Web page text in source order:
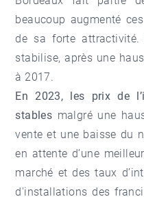
beaucoup augmenté
de sa forte attractivité.
stabilise, après une
à 2017.
En 2023, les prix de
stables malgré une
vente et une baisse du
en attente d’une
marché et des taux
d'installations des